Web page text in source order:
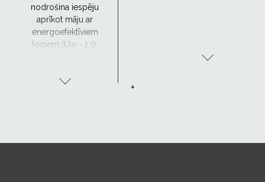
nodrošina iespēju
aprīkot māju ar
energoefektīviem
logiem (Uw - 1.1),
cenu.
+